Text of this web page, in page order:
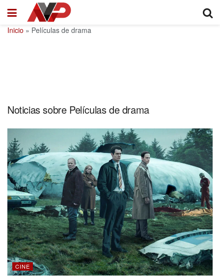
Inicio » Películas de drama
Noticias sobre Películas de drama
CINE